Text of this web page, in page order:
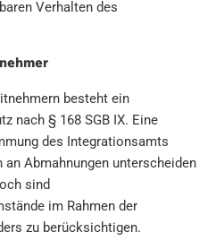
Verhalten des
besteht ein
nach § 168 SGB IX. Eine
des Integrationsamts
Abmahnungen unterscheiden
sind
im Rahmen der
zu berücksichtigen.